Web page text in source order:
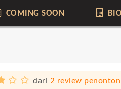
COMING SOON
dari 2 review penonton